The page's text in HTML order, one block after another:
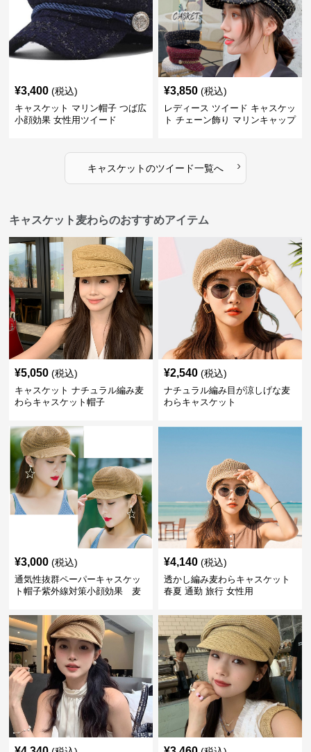
¥3,400 (税込)
キャスケット マリン帽子 つば広
小顔効果 女性用ツイード
¥3,850 (税込)
レディース ツイード キャスケッ
ト チェーン飾り マリンキャップ
キャスケットのツイード一覧へ ›
キャスケット麦わらのおすすめアイテム
¥5,050 (税込)
キャスケット ナチュラル編み麦
わらキャスケット帽子
¥2,540 (税込)
ナチュラル編み目が涼しげな麦
わらキャスケット
¥3,000 (税込)
通気性抜群ペーパーキャスケッ
ト帽子紫外線対策小顔効果 麦
¥4,140 (税込)
透かし編み麦わらキャスケット
春夏 通勤 旅行 女性用